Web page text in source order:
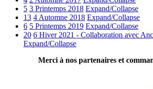
5 3 Printemps 2018 Expand/Collapse
13 4 Automne 2018 Expand/Collapse
6 5 Printemps 2019 Expand/Collapse
20 6 Hiver 2021 - Collaboration avec
Expand/Collapse
Merci à nos partenaires et